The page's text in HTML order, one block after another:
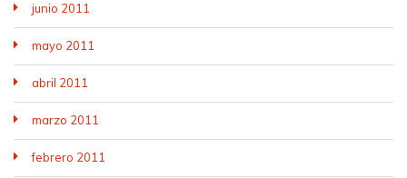
junio 2011
mayo 2011
abril 2011
marzo 2011
febrero 2011